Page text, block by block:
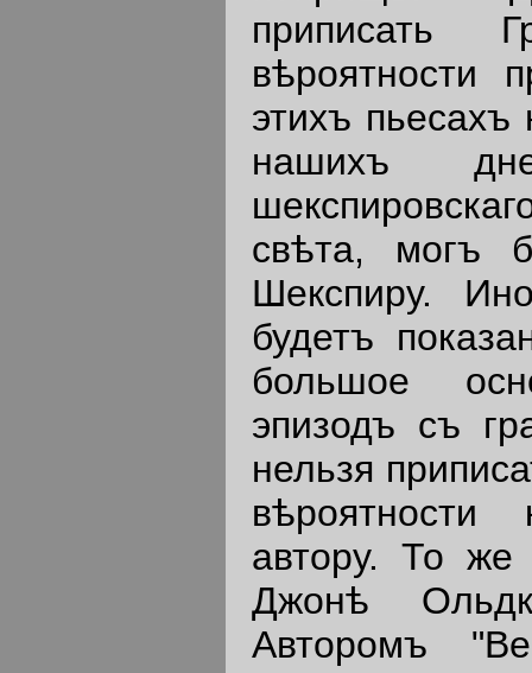
приписать
вѣроятности
этихъ пьесахъ
нашихъ
свѣта, могъ
Шекспиру.
будетъ
большое
эпизодъ съ
нельзя
автору. То
Джонѣ
Авторомъ